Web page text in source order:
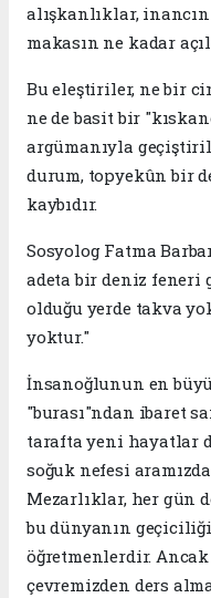
alışkanlıklar,
makasın ne kadar
Bu eleştiriler, ne bir
ne de basit bir
argümanıyla
durum, topyekûn bir
kaybıdır.
​Sosyolog Fatma
adeta bir deniz feneri
olduğu yerde takva
yoktur." ​
​İnsanoğlunun en
"burası"ndan ibaret
tarafta yeni hayatlar
soğuk nefesi
Mezarlıklar, her gün
bu dünyanın
öğretmenlerdir.
çevremizden ders